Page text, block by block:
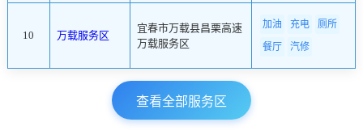
10 万载服务区
宜春市万载县昌栗高速
万载服务区
加油 充电
厕所
餐厅
汽修
查看全部服务区